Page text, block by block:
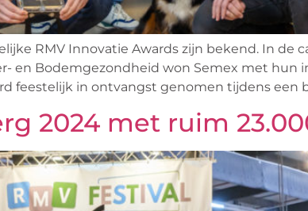
RMV Innovatie Awards zijn bekend. In de
en Bodemgezondheid won Semex met hun
feestelijk in ontvangst genomen tijdens een
2024 met ruim